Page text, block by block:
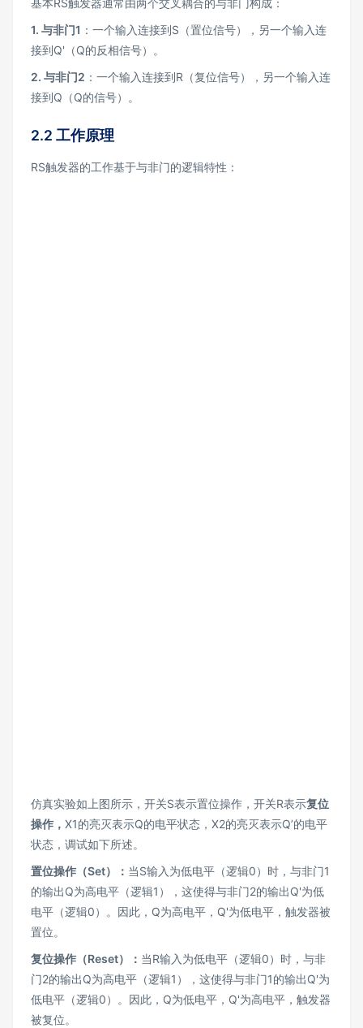
基本RS触发器通常由两个交叉耦合的与非门构成：
1. 与非门1 ：一个输入连接到S（置位信号），另一个输入连
接到Q'（Q的反相信号）。
2. 与非门2 ：一个输入连接到R（复位信号），另一个输入连
接到Q（Q的信号）。
2.2 工作原理
RS触发器的工作基于与非门的逻辑特性：
仿真实验如上图所示，开关S表示置位操作，开关R表示复位
操作， X1的亮灭表示Q的电平状态，X2的亮灭表示Q’的电平
状态，调试如下所述。
置位操作（Set）： 当S输入为低电平（逻辑0）时，与非门1
的输出Q为高电平（逻辑1），这使得与非门2的输出Q'为低
电平（逻辑0）。因此，Q为高电平，Q'为低电平，触发器被
置位。
复位操作 （Reset）： 当R输入为低电平（逻辑0）时，与非
门2的输出Q为高电平（逻辑1），这使得与非门1的输出Q'为
低电平（逻辑0）。因此，Q为低电平，Q'为高电平，触发器
被复位。